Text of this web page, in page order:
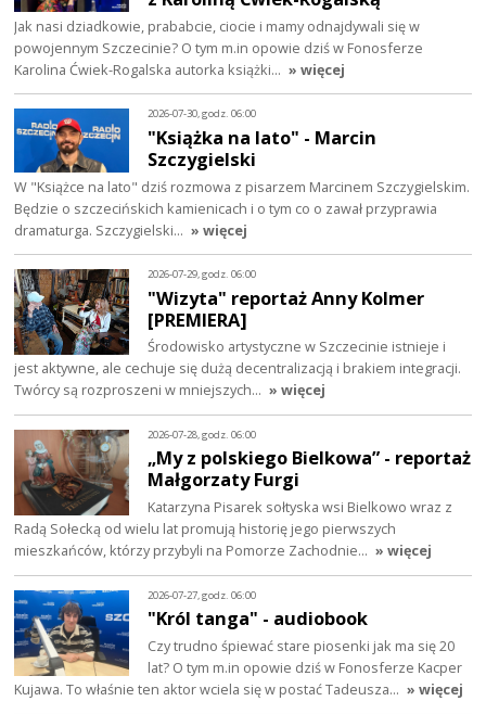
Jak nasi dziadkowie, prababcie, ciocie i mamy odnajdywali się w
powojennym Szczecinie? O tym m.in opowie dziś w Fonosferze
Karolina Ćwiek-Rogalska autorka książki… » więcej
2026-07-30, godz. 06:00
"Książka na lato" - Marcin
Szczygielski
W "Książce na lato" dziś rozmowa z pisarzem Marcinem Szczygielskim.
Będzie o szczecińskich kamienicach i o tym co o zawał przyprawia
dramaturga. Szczygielski… » więcej
2026-07-29, godz. 06:00
"Wizyta" reportaż Anny Kolmer
[PREMIERA]
Środowisko artystyczne w Szczecinie istnieje i
jest aktywne, ale cechuje się dużą decentralizacją i brakiem integracji.
Twórcy są rozproszeni w mniejszych… » więcej
2026-07-28, godz. 06:00
„My z polskiego Bielkowa” - reportaż
Małgorzaty Furgi
Katarzyna Pisarek sołtyska wsi Bielkowo wraz z
Radą Sołecką od wielu lat promują historię jego pierwszych
mieszkańców, którzy przybyli na Pomorze Zachodnie… » więcej
2026-07-27, godz. 06:00
"Król tanga" - audiobook
Czy trudno śpiewać stare piosenki jak ma się 20
lat? O tym m.in opowie dziś w Fonosferze Kacper
Kujawa. To właśnie ten aktor wciela się w postać Tadeusza… » więcej